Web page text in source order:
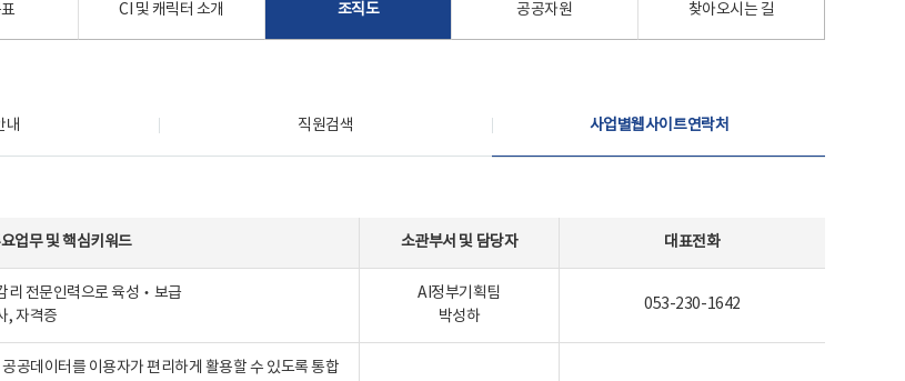
CI 및 캐릭터 소개 조직도 공공자원 찾아오시는 길
내 직원검색 사업별웹사이트연락처
업무및핵심키워드 소관부서 및 담당자 대표전화
리 전문인력으로 육성‧보급
, 자격증
AI정부기획팀
박성하
053-230-1642
공데이터를 이용자가 편리하게 활용할 수 있도록 통합